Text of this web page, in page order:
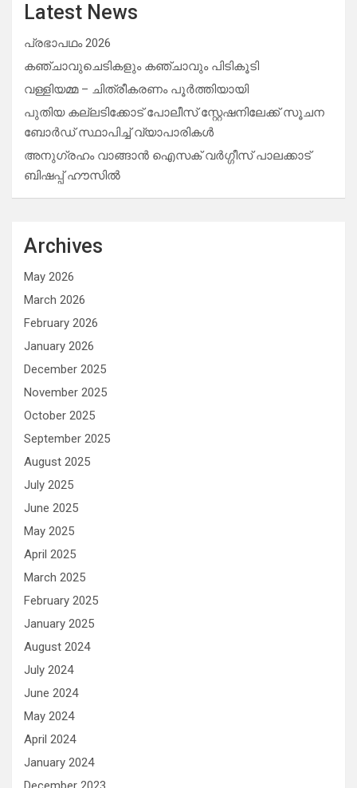
Latest News
പ്രഭാപഥം 2026
കഞ്ചാവുചെടികളും കഞ്ചാവും പിടികൂടി
വള്ളിയമ്മ – ചിത്രീകരണം പൂർത്തിയായി
പുതിയ കല്ലടിക്കോട് പോലീസ് സ്റ്റേഷനിലേക്ക് സൂചന
ബോർഡ് സ്ഥാപിച്ച് വ്യാപാരികൾ
അനുഗ്രഹം വാങ്ങാൻ ഐസക് വര്‍ഗ്ഗീസ് പാലക്കാട്
ബിഷപ്പ് ഹൗസില്‍
Archives
May 2026
March 2026
February 2026
January 2026
December 2025
November 2025
October 2025
September 2025
August 2025
July 2025
June 2025
May 2025
April 2025
March 2025
February 2025
January 2025
August 2024
July 2024
June 2024
May 2024
April 2024
January 2024